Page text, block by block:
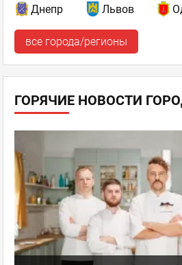
Днепр Львов
все города/регионы
ГОРЯЧИЕ НОВОСТИ